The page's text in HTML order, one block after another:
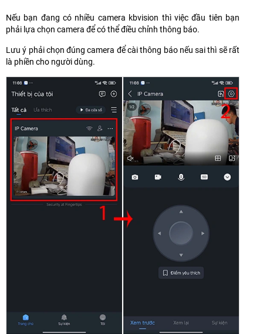
Nếu bạn đang có nhiều camera kbvision thì việc đầu tiên bạn
phải lựa chọn camera để có thể điều chỉnh thông báo.
Lưu ý phải chọn đúng camera để cài thông báo nếu sai thì sẽ rất
là phiền cho người dùng.